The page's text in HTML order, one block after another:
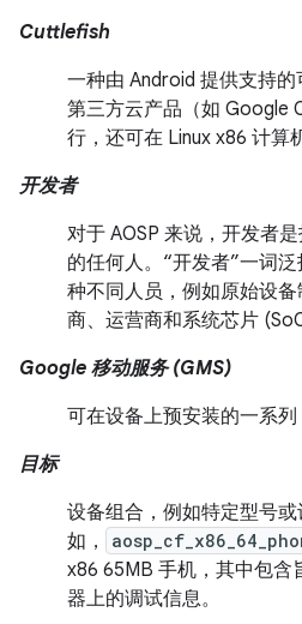
Cuttlefish
一种由 Android 提供支持
第三方云产品（如 Google
行，还可在 Linux x86 计算
开发者
对于 AOSP 来说，开发者
的任何人。“开发者”一词
种不同人员，例如原始设
商、运营商和系统芯片
Google 移动服务 (GMS)
可在设备上预安装的一系列
目标
设备组合，例如特定型号
如，
x86 65MB 手机，其中包
器上的调试信息。